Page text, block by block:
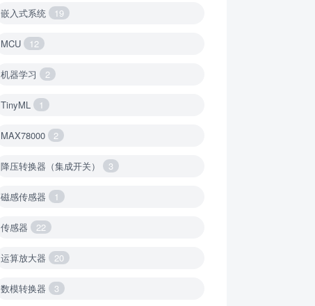
嵌入式系统 19
MCU 12
机器学习 2
TinyML 1
MAX78000 2
降压转换器（集成开关） 3
磁感传感器 1
传感器 22
运算放大器 20
数模转换器 3